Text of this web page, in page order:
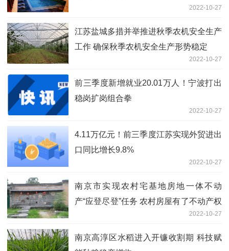
2022-10-27
江苏盐城多措并举推进秋季农机安全生产
工作 确保秋季农机安全生产形势稳定
2022-10-27
前三季度新增就业20.01万人！宁波打出
稳岗扩岗组合拳
2022-10-27
4.11万亿元！前三季度江苏实现外贸进出
口同比增长9.8%
2022-10-27
南京市实现农村宅基地房地一体不动
产“应登尽登”任务 农村房屋有了不动产权
2022-10-27
南京高淳区水稻进入开镰收割期 科技赋